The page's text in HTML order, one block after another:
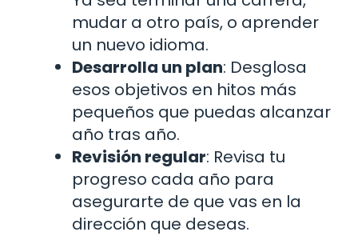
mudar a otro país, o aprender
un nuevo idioma.
Desarrolla un plan: Desglosa
esos objetivos en hitos más
pequeños que puedas alcanzar
año tras año.
Revisión regular: Revisa tu
progreso cada año para
asegurarte de que vas en la
dirección que deseas.